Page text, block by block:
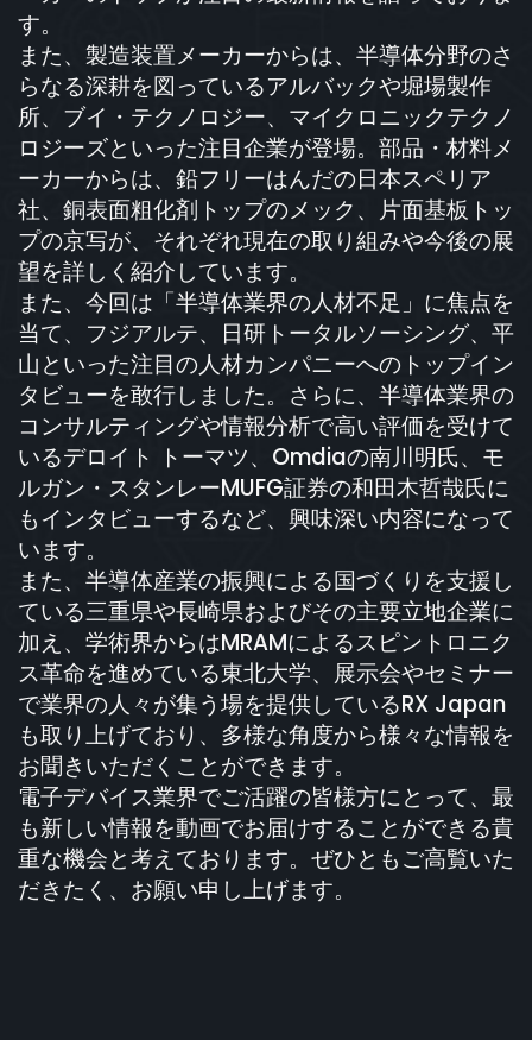
す。
また、製造装置メーカーからは、半導体分野のさ
らなる深耕を図っているアルバックや堀場製作
所、ブイ・テクノロジー、マイクロニックテクノ
ロジーズといった注目企業が登場。部品・材料メ
ーカーからは、鉛フリーはんだの日本スペリア
社、銅表面粗化剤トップのメック、片面基板トッ
プの京写が、それぞれ現在の取り組みや今後の展
望を詳しく紹介しています。
また、今回は「半導体業界の人材不足」に焦点を
当て、フジアルテ、日研トータルソーシング、平
山といった注目の人材カンパニーへのトップイン
タビューを敢行しました。さらに、半導体業界の
コンサルティングや情報分析で高い評価を受けて
いるデロイト トーマツ、Omdiaの南川明氏、モ
ルガン・スタンレーMUFG証券の和田木哲哉氏に
もインタビューするなど、興味深い内容になって
います。
また、半導体産業の振興による国づくりを支援し
ている三重県や長崎県およびその主要立地企業に
加え、学術界からはMRAMによるスピントロニク
ス革命を進めている東北大学、展示会やセミナー
で業界の人々が集う場を提供しているRX Japan
も取り上げており、多様な角度から様々な情報を
お聞きいただくことができます。
電子デバイス業界でご活躍の皆様方にとって、最
も新しい情報を動画でお届けすることができる貴
重な機会と考えております。ぜひともご高覧いた
だきたく、お願い申し上げます。